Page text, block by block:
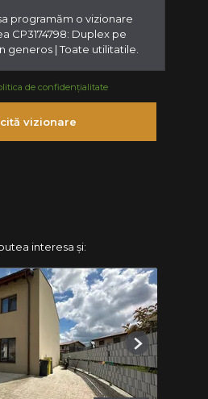
de confidențialitate
vizionare
interesa și:
Next